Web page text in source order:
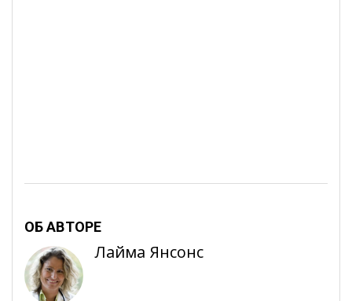
ОБ АВТОРЕ
Лайма Янсонс